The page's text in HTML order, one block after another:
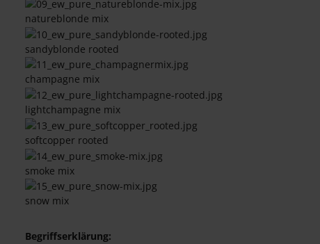
natureblonde mix
sandyblonde rooted
champagne mix
lightchampagne mix
softcopper rooted
smoke mix
snow mix
Begriffserklärung: